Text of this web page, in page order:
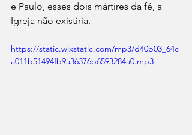
e Paulo, esses dois mártires da fé, a
Igreja não existiria.
https://static.wixstatic.com/mp3/d40b03_64c
a011b51494fb9a36376b6593284a0.mp3